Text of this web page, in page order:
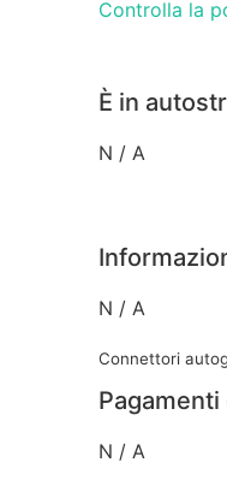
Controlla la
È in
N / A
N / A
Connettori
Pagamenti
N / A